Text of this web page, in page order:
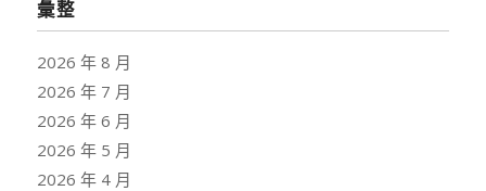
彙整
2026 年 8 月
2026 年 7 月
2026 年 6 月
2026 年 5 月
2026 年 4 月